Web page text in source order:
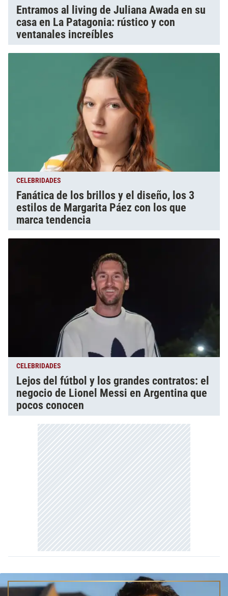
Entramos al living de Juliana Awada en su
casa en La Patagonia: rústico y con
ventanales increíbles
CELEBRIDADES
Fanática de los brillos y el diseño, los 3
estilos de Margarita Páez con los que
marca tendencia
CELEBRIDADES
Lejos del fútbol y los grandes contratos: el
negocio de Lionel Messi en Argentina que
pocos conocen